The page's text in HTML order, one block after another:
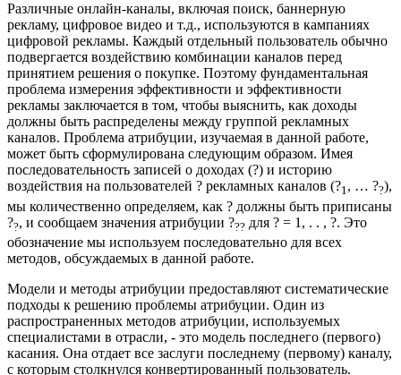
Различные онлайн-каналы, включая поиск, баннерную
рекламу, цифровое видео и т.д., используются в кампаниях
цифровой рекламы. Каждый отдельный пользователь обычно
подвергается воздействию комбинации каналов перед
принятием решения о покупке. Поэтому фундаментальная
проблема измерения эффективности и эффективности
рекламы заключается в том, чтобы выяснить, как доходы
должны быть распределены между группой рекламных
каналов. Проблема атрибуции, изучаемая в данной работе,
может быть сформулирована следующим образом. Имея
последовательность записей о доходах (?) и историю
воздействия на пользователей ? рекламных каналов (?1, … ??),
мы количественно определяем, как ? должны быть приписаны
??, и сообщаем значения атрибуции ??? для ? = 1, . . , ?. Это
обозначение мы используем последовательно для всех
методов, обсуждаемых в данной работе.
Модели и методы атрибуции предоставляют систематические
подходы к решению проблемы атрибуции. Один из
распространенных методов атрибуции, используемых
специалистами в отрасли, - это модель последнего (первого)
касания. Она отдает все заслуги последнему (первому) каналу,
с которым столкнулся конвертированный пользователь.